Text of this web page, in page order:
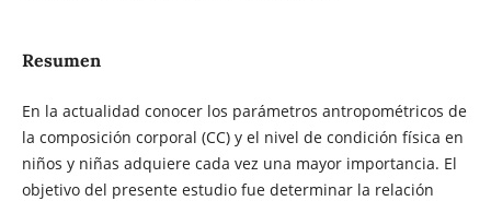
Resumen
En la actualidad conocer los parámetros antropométricos de
la composición corporal (CC) y el nivel de condición física en
niños y niñas adquiere cada vez una mayor importancia. El
objetivo del presente estudio fue determinar la relación